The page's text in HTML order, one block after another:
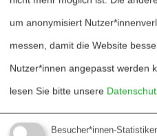
Bestellen
Fördern
Jubiläum 40 Jahre
Kontakt
um anonymisiert
messen, damit die Website
Nutzer*innen angepasst werden
lesen Sie bitte unsere
Besucher*innen-